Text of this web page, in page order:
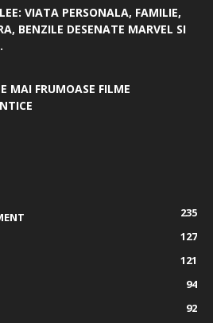
VIATA PERSONALA, FAMILIE,
BENZILE DESENATE MARVEL SI
MAI FRUMOASE FILME
235
127
121
94
92